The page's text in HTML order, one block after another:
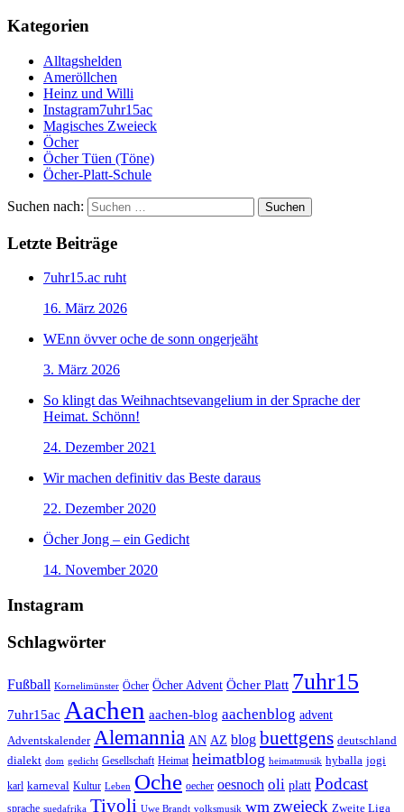
Kategorien
Alltagshelden
Ameröllchen
Heinz und Willi
Instagram7uhr15ac
Magisches Zweieck
Öcher
Öcher Tüen (Töne)
Öcher-Platt-Schule
Suchen nach:
Letzte Beiträge
7uhr15.ac ruht
16. März 2026
WEnn övver oche de sonn ongerjeäht
3. März 2026
So klingt das Weihnachtsevangelium in der Sprache der
Heimat. Schönn!
24. Dezember 2021
Wir machen definitiv das Beste daraus
22. Dezember 2020
Öcher Jong – ein Gedicht
14. November 2020
Instagram
Schlagwörter
Fußball Kornelimünster Öcher Öcher Advent Öcher Platt 7uhr15
7uhr15ac Aachen aachen-blog aachenblog advent
Adventskalender Alemannia AN AZ blog buettgens deutschland
dialekt dom gedicht Gesellschaft Heimat heimatblog heimatmusik hyballa jogi
karl karneval Kultur Leben Oche oecher oesnoch oli platt Podcast
sprache suedafrika Tivoli Uwe Brandt volksmusik wm zweieck Zweite Liga